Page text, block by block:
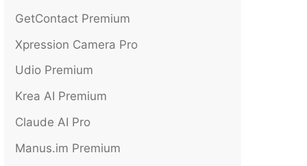
GetContact Premium
Xpression Camera Pro
Udio Premium
Krea AI Premium
Claude AI Pro
Manus.im Premium